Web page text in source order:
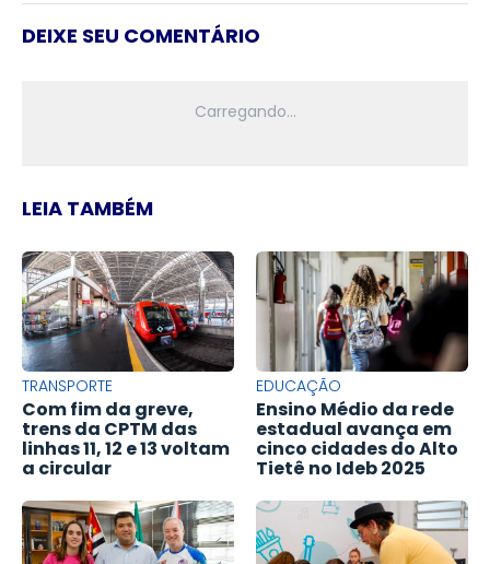
DEIXE SEU COMENTÁRIO
LEIA TAMBÉM
TRANSPORTE
Com fim da greve,
trens da CPTM das
linhas 11, 12 e 13 voltam
a circular
EDUCAÇÃO
Ensino Médio da rede
estadual avança em
cinco cidades do Alto
Tietê no Ideb 2025